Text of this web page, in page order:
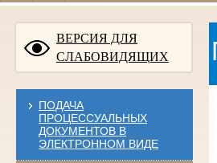
ВЕРСИЯ ДЛЯ
СЛАБОВИДЯЩИХ
ПОДАЧА
ПРОЦЕССУАЛЬНЫХ
ДОКУМЕНТОВ В
ЭЛЕКТРОННОМ ВИДЕ